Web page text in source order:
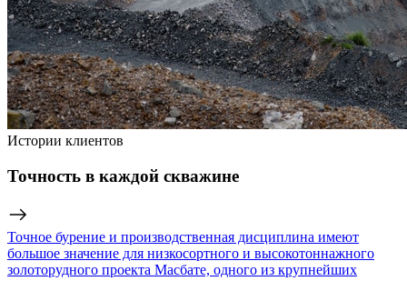
Истории клиентов
Точность в каждой скважине
Точное бурение и производственная дисциплина имеют
большое значение для низкосортного и высокотоннажного
золоторудного проекта Масбате, одного из крупнейших